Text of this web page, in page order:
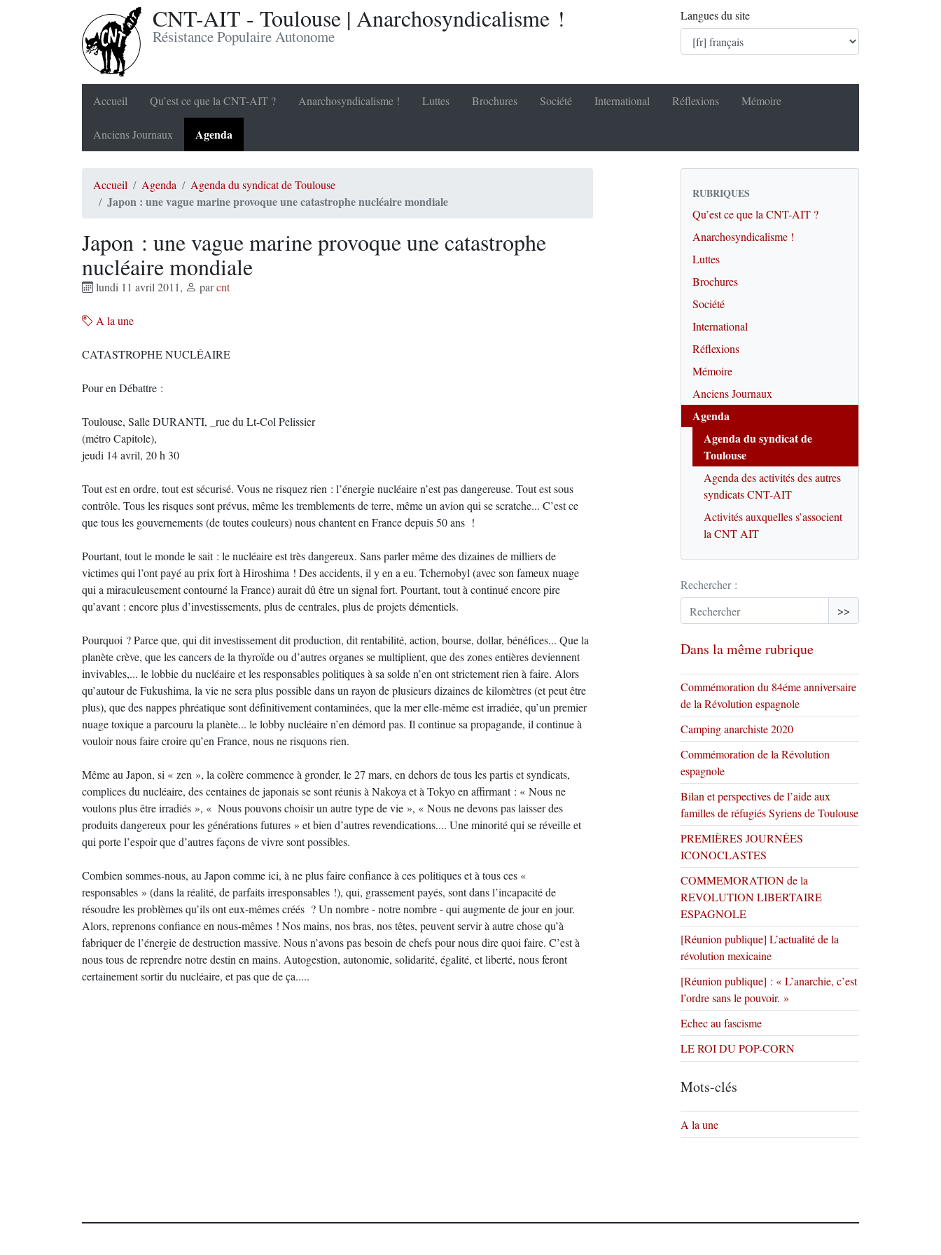
CNT-AIT - Toulouse | Anarchosyndicalisme !
Résistance Populaire Autonome
Langues du site
Accueil Qu’est ce que la CNT-AIT ? Anarchosyndicalisme ! Luttes Brochures Société International Réflexions Mémoire
Anciens Journaux Agenda
Accueil Agenda Agenda du syndicat de Toulouse
Japon : une vague marine provoque une catastrophe nucléaire mondiale
Japon : une vague marine provoque une catastrophe
nucléaire mondiale
lundi 11 avril 2011, parcnt
A la une
CATASTROPHE NUCLÉAIRE
Pour en Débattre :
Toulouse, Salle DURANTI, _rue du Lt-Col Pelissier
(métro Capitole),
jeudi 14 avril, 20 h 30
Tout est en ordre, tout est sécurisé. Vous ne risquez rien : l’énergie nucléaire n’est pas dangereuse. Tout est sous
contrôle. Tous les risques sont prévus, même les tremblements de terre, même un avion qui se scratche... C’est ce
que tous les gouvernements (de toutes couleurs) nous chantent en France depuis 50 ans !
Pourtant, tout le monde le sait : le nucléaire est très dangereux. Sans parler même des dizaines de milliers de
victimes qui l’ont payé au prix fort à Hiroshima ! Des accidents, il y en a eu. Tchernobyl (avec son fameux nuage
qui a miraculeusement contourné la France) aurait dû être un signal fort. Pourtant, tout à continué encore pire
qu’avant : encore plus d’investissements, plus de centrales, plus de projets démentiels.
Pourquoi ? Parce que, qui dit investissement dit production, dit rentabilité, action, bourse, dollar, bénéfices... Que la
planète crève, que les cancers de la thyroïde ou d’autres organes se multiplient, que des zones entières deviennent
invivables,... le lobbie du nucléaire et les responsables politiques à sa solde n’en ont strictement rien à faire. Alors
qu’autour de Fukushima, la vie ne sera plus possible dans un rayon de plusieurs dizaines de kilomètres (et peut être
plus), que des nappes phréatique sont définitivement contaminées, que la mer elle-même est irradiée, qu’un premier
nuage toxique a parcouru la planète... le lobby nucléaire n’en démord pas. Il continue sa propagande, il continue à
vouloir nous faire croire qu’en France, nous ne risquons rien.
Même au Japon, si « zen », la colère commence à gronder, le 27 mars, en dehors de tous les partis et syndicats,
complices du nucléaire, des centaines de japonais se sont réunis à Nakoya et à Tokyo en affirmant : « Nous ne
voulons plus être irradiés », « Nous pouvons choisir un autre type de vie », « Nous ne devons pas laisser des
produits dangereux pour les générations futures » et bien d’autres revendications.... Une minorité qui se réveille et
qui porte l’espoir que d’autres façons de vivre sont possibles.
Combien sommes-nous, au Japon comme ici, à ne plus faire confiance à ces politiques et à tous ces «
responsables » (dans la réalité, de parfaits irresponsables !), qui, grassement payés, sont dans l’incapacité de
résoudre les problèmes qu’ils ont eux-mêmes créés ? Un nombre - notre nombre - qui augmente de jour en jour.
Alors, reprenons confiance en nous-mêmes ! Nos mains, nos bras, nos têtes, peuvent servir à autre chose qu’à
fabriquer de l’énergie de destruction massive. Nous n’avons pas besoin de chefs pour nous dire quoi faire. C’est à
nous tous de reprendre notre destin en mains. Autogestion, autonomie, solidarité, égalité, et liberté, nous feront
certainement sortir du nucléaire, et pas que de ça.....
RUBRIQUES
Qu’est ce que la CNT-AIT ?
Anarchosyndicalisme !
Luttes
Brochures
Société
International
Réflexions
Mémoire
Anciens Journaux
Agenda
Agenda du syndicat de
Toulouse
Agenda des activités des autres
syndicats CNT-AIT
Activités auxquelles s’associent
la CNT AIT
Rechercher :
>>
Dans la même rubrique
Commémoration du 84éme anniversaire
de la Révolution espagnole
Camping anarchiste 2020
Commémoration de la Révolution
espagnole
Bilan et perspectives de l’aide aux
familles de réfugiés Syriens de Toulouse
PREMIÈRES JOURNÉES
ICONOCLASTES
COMMEMORATION de la
REVOLUTION LIBERTAIRE
ESPAGNOLE
[Réunion publique] L’actualité de la
révolution mexicaine
[Réunion publique] : « L’anarchie, c’est
l’ordre sans le pouvoir. »
Echec au fascisme
LE ROI DU POP-CORN
Mots-clés
A la une